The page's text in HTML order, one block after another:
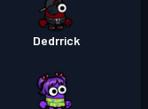
Dedrrick